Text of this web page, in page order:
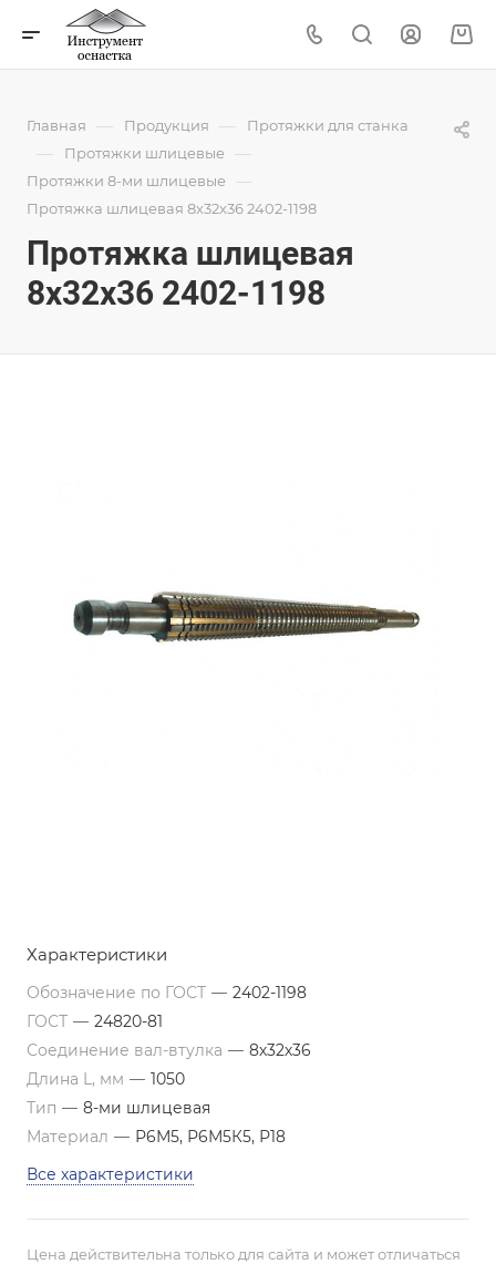
Главная — Продукция — Протяжки для станка
— Протяжки шлицевые —
Протяжки 8-ми шлицевые —
Протяжка шлицевая 8x32x36 2402-1198
Протяжка шлицевая
8x32x36 2402-1198
Характеристики
Обозначение по ГОСТ — 2402-1198
ГОСТ — 24820-81
Соединение вал-втулка — 8х32х36
Длина L, мм — 1050
Тип — 8-ми шлицевая
Материал — Р6М5, Р6М5К5, Р18
Все характеристики
Цена действительна только для сайта и может отличаться